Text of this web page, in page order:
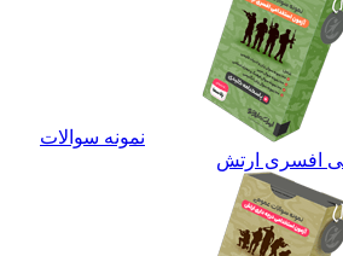
نمونه سوالات
افسری ارتش